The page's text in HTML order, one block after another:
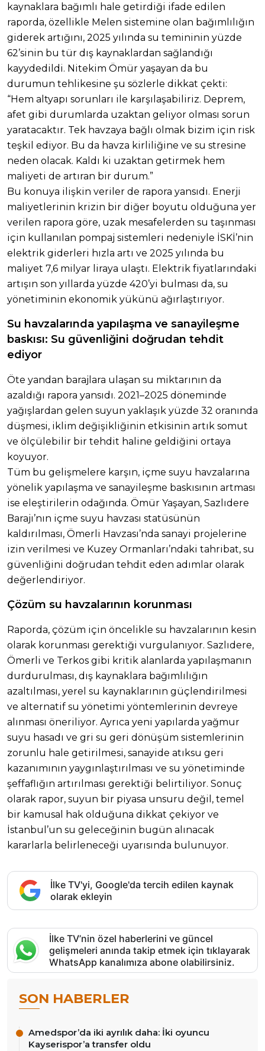
kaynaklara bağımlı hale getirdiği ifade edilen
raporda, özellikle Melen sistemine olan bağımlılığın
giderek artığını, 2025 yılında su temininin yüzde
62’sinin bu tür dış kaynaklardan sağlandığı
kayydedildi. Nitekim Ömür yaşayan da bu
durumun tehlikesine şu sözlerle dikkat çekti:
“Hem altyapı sorunları ile karşılaşabiliriz. Deprem,
afet gibi durumlarda uzaktan geliyor olması sorun
yaratacaktır. Tek havzaya bağlı olmak bizim için risk
teşkil ediyor. Bu da havza kirliliğine ve su stresine
neden olacak. Kaldı ki uzaktan getirmek hem
maliyeti de artıran bir durum.”
Bu konuya ilişkin veriler de rapora yansıdı. Enerji
maliyetlerinin krizin bir diğer boyutu olduğuna yer
verilen rapora göre, uzak mesafelerden su taşınması
için kullanılan pompaj sistemleri nedeniyle İSKİ’nin
elektrik giderleri hızla artı ve 2025 yılında bu
maliyet 7,6 milyar liraya ulaştı. Elektrik fiyatlarındaki
artışın son yıllarda yüzde 420’yi bulması da, su
yönetiminin ekonomik yükünü ağırlaştırıyor.
Su havzalarında yapılaşma ve sanayileşme
baskısı: Su güvenliğini doğrudan tehdit
ediyor
Öte yandan barajlara ulaşan su miktarının da
azaldığı rapora yansıdı. 2021–2025 döneminde
yağışlardan gelen suyun yaklaşık yüzde 32 oranında
düşmesi, iklim değişikliğinin etkisinin artık somut
ve ölçülebilir bir tehdit haline geldiğini ortaya
koyuyor.
Tüm bu gelişmelere karşın, içme suyu havzalarına
yönelik yapılaşma ve sanayileşme baskısının artması
ise eleştirilerin odağında. Ömür Yaşayan, Sazlıdere
Barajı’nın içme suyu havzası statüsünün
kaldırılması, Ömerli Havzası’nda sanayi projelerine
izin verilmesi ve Kuzey Ormanları’ndaki tahribat, su
güvenliğini doğrudan tehdit eden adımlar olarak
değerlendiriyor.
Çözüm su havzalarının korunması
Raporda, çözüm için öncelikle su havzalarının kesin
olarak korunması gerektiği vurgulanıyor. Sazlıdere,
Ömerli ve Terkos gibi kritik alanlarda yapılaşmanın
durdurulması, dış kaynaklara bağımlılığın
azaltılması, yerel su kaynaklarının güçlendirilmesi
ve alternatif su yönetimi yöntemlerinin devreye
alınması öneriliyor. Ayrıca yeni yapılarda yağmur
suyu hasadı ve gri su geri dönüşüm sistemlerinin
zorunlu hale getirilmesi, sanayide atıksu geri
kazanımının yaygınlaştırılması ve su yönetiminde
şeffaflığın artırılması gerektiği belirtiliyor. Sonuç
olarak rapor, suyun bir piyasa unsuru değil, temel
bir kamusal hak olduğuna dikkat çekiyor ve
İstanbul’un su geleceğinin bugün alınacak
kararlarla belirleneceği uyarısında bulunuyor.
İlke TV'yi, Google'da tercih edilen kaynak
olarak ekleyin
İlke TV’nin özel haberlerini ve güncel
gelişmeleri anında takip etmek için tıklayarak
WhatsApp kanalımıza abone olabilirsiniz.
SON HABERLER
Amedspor’da iki ayrılık daha: İki oyuncu
Kayserispor’a transfer oldu